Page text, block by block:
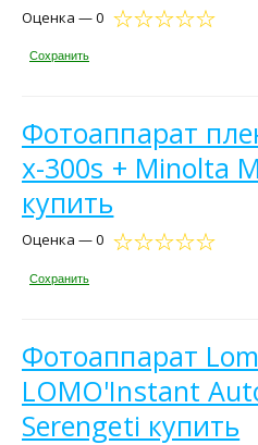
Оценка — 0
Сохранить
Фотоаппарат
x-300s + Minolta
купить
Оценка — 0
Сохранить
Фотоаппарат
LOMO'Instant
Serengeti купить